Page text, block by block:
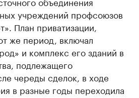
учреждений профсоюзов
План приватизации,
же период, включал
и комплекс его зданий в
подлежащего
череды сделок, в ходе
в разные годы переходила